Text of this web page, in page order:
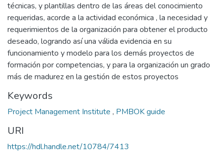
técnicas, y plantillas dentro de las áreas del conocimiento
requeridas, acorde a la actividad económica , la necesidad y
requerimientos de la organización para obtener el producto
deseado, logrando así una válida evidencia en su
funcionamiento y modelo para los demás proyectos de
formación por competencias, y para la organización un grado
más de madurez en la gestión de estos proyectos
Keywords
Project Management Institute , PMBOK guide
URI
https://hdl.handle.net/10784/7413